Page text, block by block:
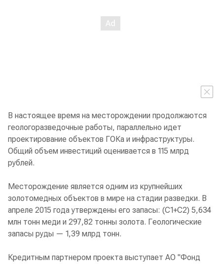
В настоящее время на месторождении продолжаются
геологоразведочные работы, параллельно идет
проектирование объектов ГОКа и инфраструктуры.
Общий объем инвестиций оценивается в 115 млрд
рублей.
Месторождение является одним из крупнейших
золотомедных объектов в мире на стадии разведки. В
апреле 2015 года утверждены его запасы: (С1+С2) 5,634
млн тонн меди и 297,82 тонны золота. Геологические
запасы руды — 1,39 млрд тонн.
Кредитным партнером проекта выступает АО "Фонд